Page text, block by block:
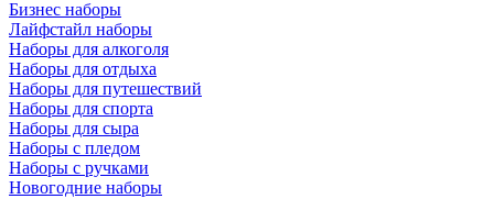
Бизнес наборы
Лайфстайл наборы
Наборы для алкоголя
Наборы для отдыха
Наборы для путешествий
Наборы для спорта
Наборы для сыра
Наборы с пледом
Наборы с ручками
Новогодние наборы